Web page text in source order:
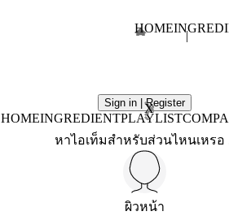
HOME
Sign in | Register
X
HOMEINGREDIENTPLAYLIST
หาไอเท็มสำหรับส่วนไหนเหรอ
ผิวหน้า